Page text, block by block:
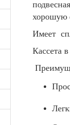
хорошую
Имеет
Кассета